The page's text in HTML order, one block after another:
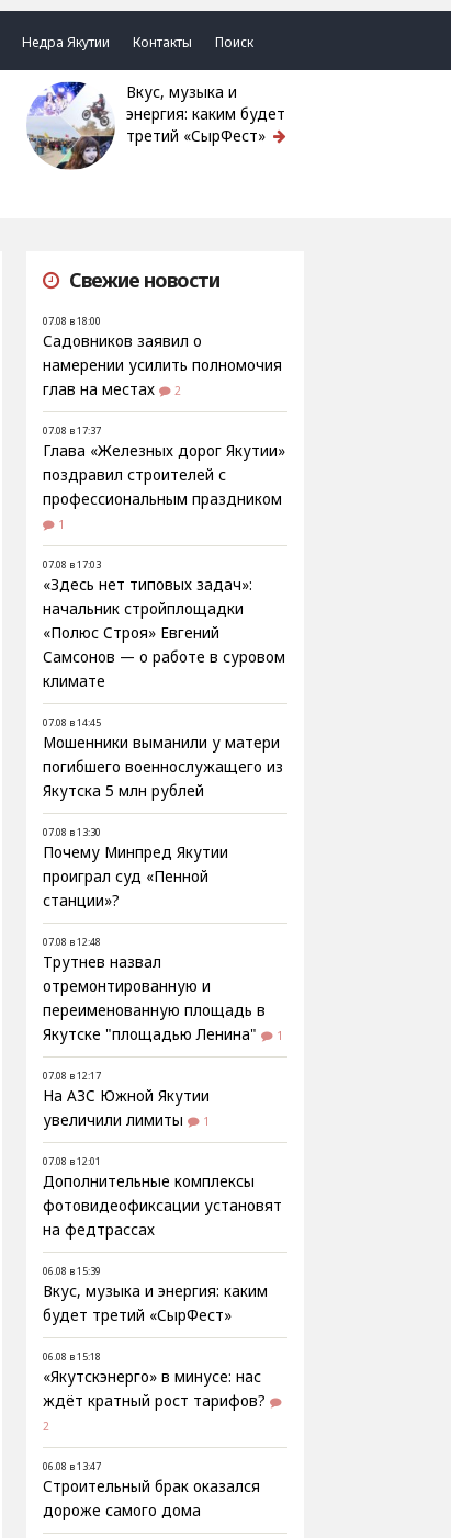
Недра Якутии Контакты Поиск
Вкус, музыка и
энергия: каким будет
третий «СырФест»
Свежие новости
07.08 в 18:00
Садовников заявил о
намерении усилить полномочия
глав на местах
2
07.08 в 17:37
Глава «Железных дорог Якутии»
поздравил строителей с
профессиональным праздником
1
07.08 в 17:03
«Здесь нет типовых задач»:
начальник стройплощадки
«Полюс Строя» Евгений
Самсонов — о работе в суровом
климате
07.08 в 14:45
Мошенники выманили у матери
погибшего военнослужащего из
Якутска 5 млн рублей
07.08 в 13:30
Почему Минпред Якутии
проиграл суд «Пенной
станции»?
07.08 в 12:48
Трутнев назвал
отремонтированную и
переименованную площадь в
Якутске "площадью Ленина"
1
07.08 в 12:17
На АЗС Южной Якутии
увеличили лимиты
1
07.08 в 12:01
Дополнительные комплексы
фотовидеофиксации установят
на федтрассах
06.08 в 15:39
Вкус, музыка и энергия: каким
будет третий «СырФест»
06.08 в 15:18
«Якутскэнерго» в минусе: нас
ждёт кратный рост тарифов?
2
06.08 в 13:47
Строительный брак оказался
дороже самого дома